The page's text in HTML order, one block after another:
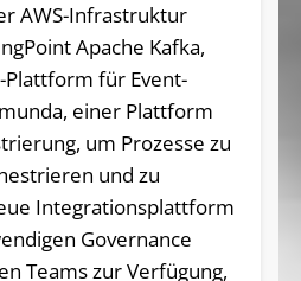
AWS-Infrastruktur
Apache Kafka,
Plattform für Event-
einer Plattform
um Prozesse zu
und zu
Integrationsplattform
Governance
Teams zur Verfügung,